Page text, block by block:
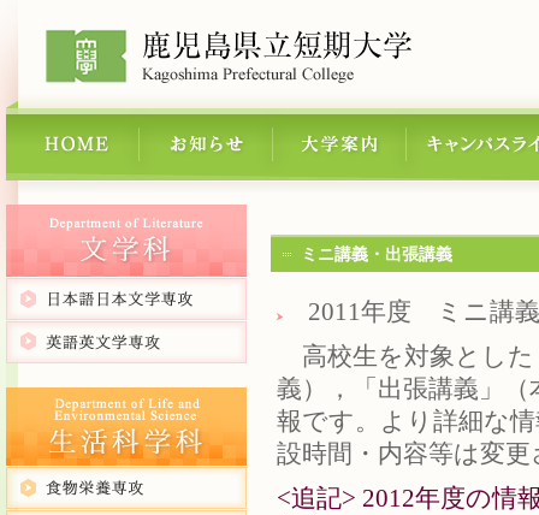
ミニ講義・出張講義
2011年度 ミニ講義
高校生を対象とした
義），「出張講義」
報です。より詳細な
設時間・内容等は変
<追記> 2012年度の情